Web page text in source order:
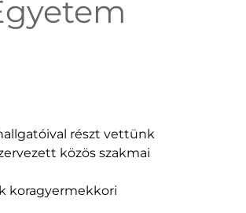
részt vettünk
közös szakmai
koragyermekkori